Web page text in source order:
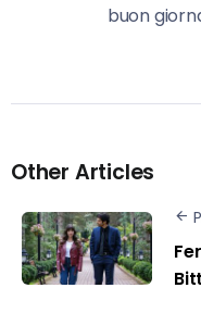
buon
Other Articles